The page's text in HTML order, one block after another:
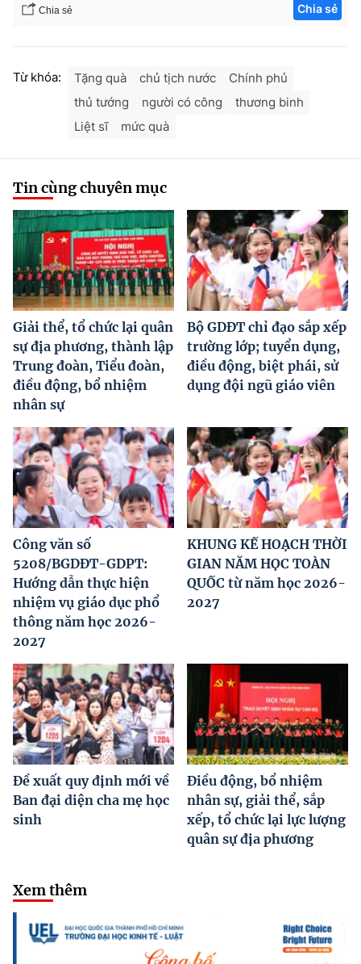
Chia sẻ Chia sẻ
Từ khóa: Tặng quà chủ tịch nước
Chính phủ
thủ tướng
người có công
thương binh
Liệt sĩ
mức quà
Tin cùng chuyên mục
Giải thể, tổ chức lại quân
sự địa phương, thành lập
Trung đoàn, Tiểu đoàn,
điều động, bổ nhiệm
nhân sự
Bộ GDĐT chỉ đạo sắp xếp
trường lớp; tuyển dụng,
điều động, biệt phái, sử
dụng đội ngũ giáo viên
Công văn số
5208/BGDĐT-GDPT:
Hướng dẫn thực hiện
nhiệm vụ giáo dục phổ
thông năm học 2026-
2027
KHUNG KẾ HOẠCH THỜI
GIAN NĂM HỌC TOÀN
QUỐC từ năm học 2026-
2027
Đề xuất quy định mới về
Ban đại diện cha mẹ học
sinh
Điều động, bổ nhiệm
nhân sự, giải thể, sắp
xếp, tổ chức lại lực lượng
quân sự địa phương
Xem thêm